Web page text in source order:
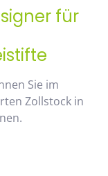
für
Sie im
Zollstock in